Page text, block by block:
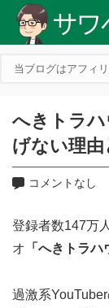
当ブログはアフィ
へきトラ
げない理由
コメントなし
登録者数147万
オ 「へきトラハ
過激系